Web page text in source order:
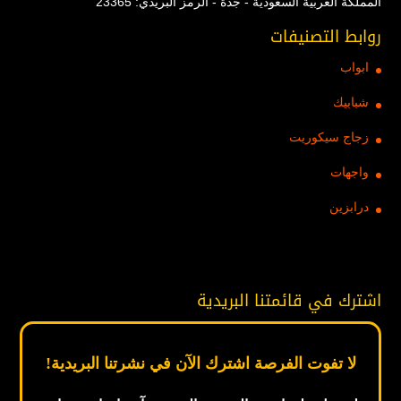
روابط التصنيفات
ابواب
شبابيك
زجاج سيكوريت
واجهات
درابزين
اشترك في قائمتنا البريدية
لا تفوت الفرصة اشترك الآن في نشرتنا البريدية!